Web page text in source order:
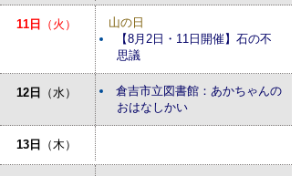
11日 （火）
山の日
【8月2日・11日開催】石の不
思議
12日 （水）
倉吉市立図書館：あかちゃんの
おはなしかい
13日 （木）